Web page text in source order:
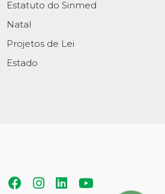
Estatuto do Sinmed
Natal
Projetos de Lei
Estado